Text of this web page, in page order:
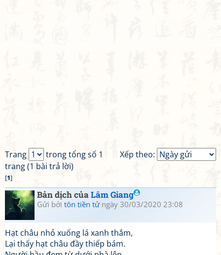
Xếp theo:
Trang
trong tổng số 1
trang (1 bài trả lời)
[1]
Bản dịch củaLâm Giang
Gửi bởi tôn tiền tửngày 30/03/2020 23:08
Hạt châu nhỏ xuống lá xanh thắm,
Lại thấy hạt châu đầy thiếp bám.